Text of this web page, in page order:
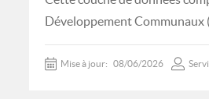
Développement Communaux
Mise à jour: 08/06/2026